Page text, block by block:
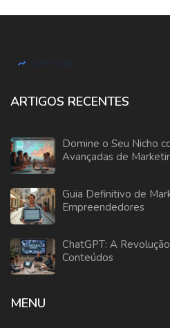
ARTIGOS RECENTES
Domine o Seu Nicho
Avançadas de
Guia Definitivo de
Empreendedores
ChatGPT: A
Conteúdos
MENU